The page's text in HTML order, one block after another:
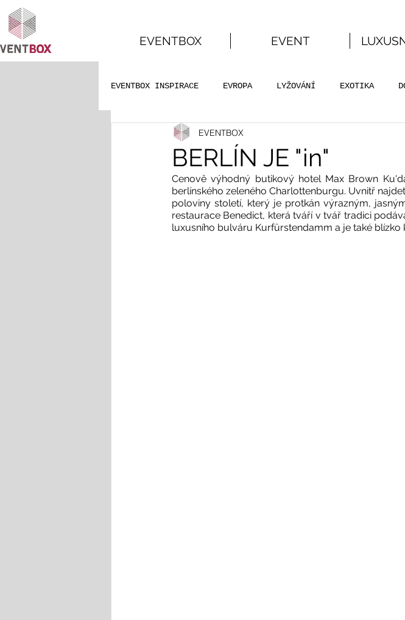
EVENTBOX EVENT
EVENTBOX INSPIRACE EVROPA LYŽOVÁNÍ EXOTIKA
SVATEBNÍ CESTY
BERLÍN JE "in"
EVENTBOX
Cenově výhodný butikový hotel Max Brown
berlínského zeleného Charlottenburgu. Uvnitř
poloviny století, který je protkán výrazným,
restaurace Benedict, která tváří v tvář tradici
luxusního bulváru Kurfürstendamm a je také